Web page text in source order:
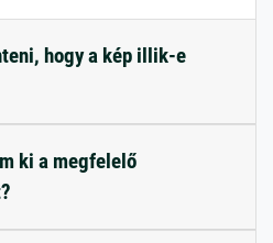
hogy a kép illik-e
ki a megfelelő